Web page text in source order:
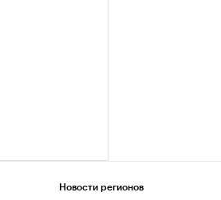
Новости регионов